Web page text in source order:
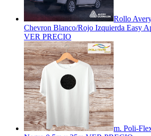
Rollo
Chevron Blanco/Rojo Izquierda Easy
VER PRECIO
m. Poli-